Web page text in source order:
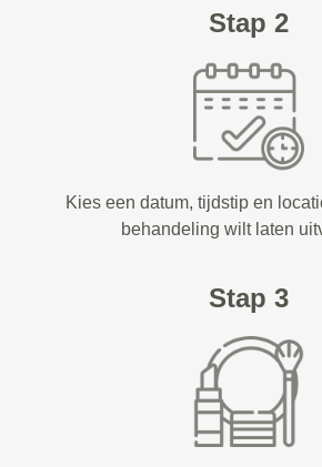
Stap 2
Kies een datum, tijdstip en
behandeling wilt laten
Stap 3